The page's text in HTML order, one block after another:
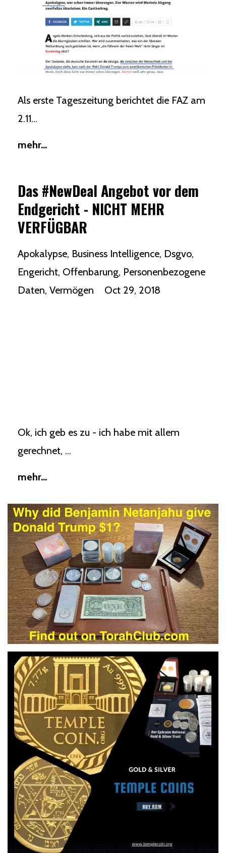
Als erste Tageszeitung berichtet die FAZ am
2.11...
mehr...
Das #NewDeal Angebot vor dem
Endgericht - NICHT MEHR
VERFÜGBAR
Apokalypse Business Intelligence Dsgvo
Engericht Offenbarung Personenbezogene
Daten Vermögen Oct 29, 2018
Ok, ich geb es zu - ich habe mit allem
gerechnet, ...
mehr...